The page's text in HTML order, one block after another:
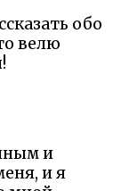
обо
велю
и
и я